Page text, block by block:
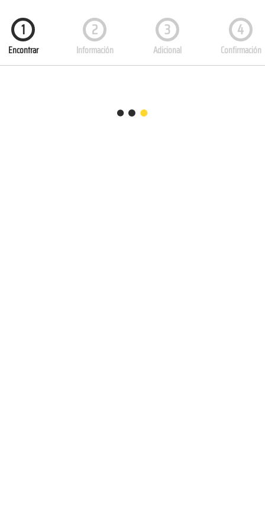
1
Encontrar
2
Información
3
Adicional
4
Confirmación